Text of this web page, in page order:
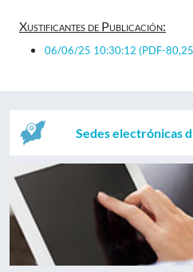
Xustificantes de Publicación:
06/06/25 10:30:12 (PDF-
Sedes electrónicas